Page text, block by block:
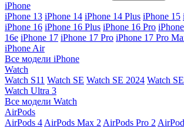
iPhone
iPhone 13 iPhone 14 iPhone 14 Plus iPhone 15
iPhone 16 iPhone 16 Plus iPhone 16 Pro
16e iPhone 17 iPhone 17 Pro iPhone 17 Pro
iPhone Air
Все модели iPhone
Watch
Watch S11 Watch SE Watch SE 2024 Watch
Watch Ultra 3
Все модели Watch
AirPods
AirPods 4 AirPods Max 2 AirPods Pro 2